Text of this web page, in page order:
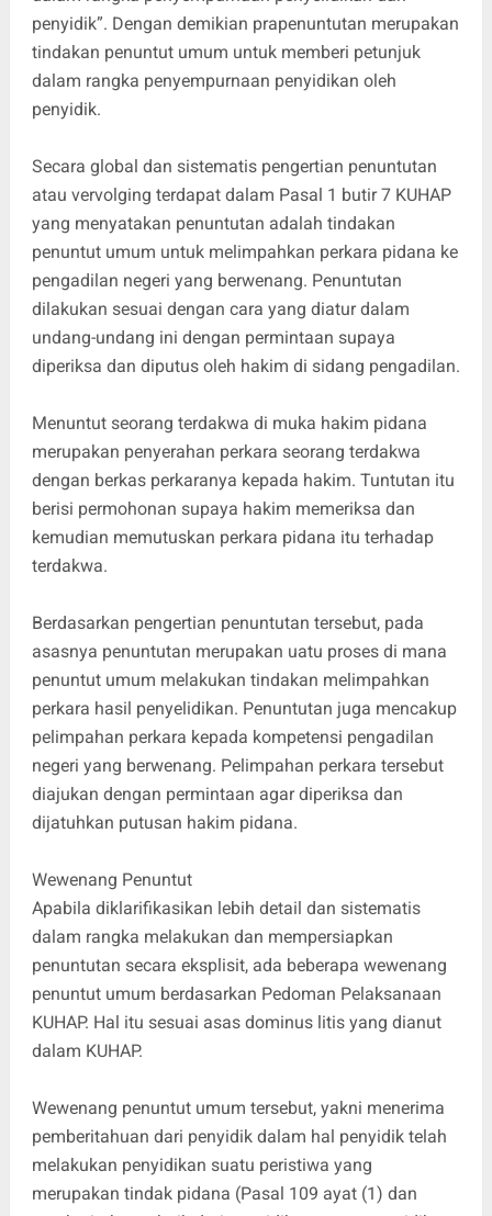
penyidik”. Dengan demikian prapenuntutan merupakan
tindakan penuntut umum untuk memberi petunjuk
dalam rangka penyempurnaan penyidikan oleh
penyidik.
Secara global dan sistematis pengertian penuntutan
atau vervolging terdapat dalam Pasal 1 butir 7 KUHAP
yang menyatakan penuntutan adalah tindakan
penuntut umum untuk melimpahkan perkara pidana ke
pengadilan negeri yang berwenang. Penuntutan
dilakukan sesuai dengan cara yang diatur dalam
undang-undang ini dengan permintaan supaya
diperiksa dan diputus oleh hakim di sidang pengadilan.
Menuntut seorang terdakwa di muka hakim pidana
merupakan penyerahan perkara seorang terdakwa
dengan berkas perkaranya kepada hakim. Tuntutan itu
berisi permohonan supaya hakim memeriksa dan
kemudian memutuskan perkara pidana itu terhadap
terdakwa.
Berdasarkan pengertian penuntutan tersebut, pada
asasnya penuntutan merupakan uatu proses di mana
penuntut umum melakukan tindakan melimpahkan
perkara hasil penyelidikan. Penuntutan juga mencakup
pelimpahan perkara kepada kompetensi pengadilan
negeri yang berwenang. Pelimpahan perkara tersebut
diajukan dengan permintaan agar diperiksa dan
dijatuhkan putusan hakim pidana.
Wewenang Penuntut
Apabila diklarifikasikan lebih detail dan sistematis
dalam rangka melakukan dan mempersiapkan
penuntutan secara eksplisit, ada beberapa wewenang
penuntut umum berdasarkan Pedoman Pelaksanaan
KUHAP. Hal itu sesuai asas dominus litis yang dianut
dalam KUHAP.
Wewenang penuntut umum tersebut, yakni menerima
pemberitahuan dari penyidik dalam hal penyidik telah
melakukan penyidikan suatu peristiwa yang
merupakan tindak pidana (Pasal 109 ayat (1) dan